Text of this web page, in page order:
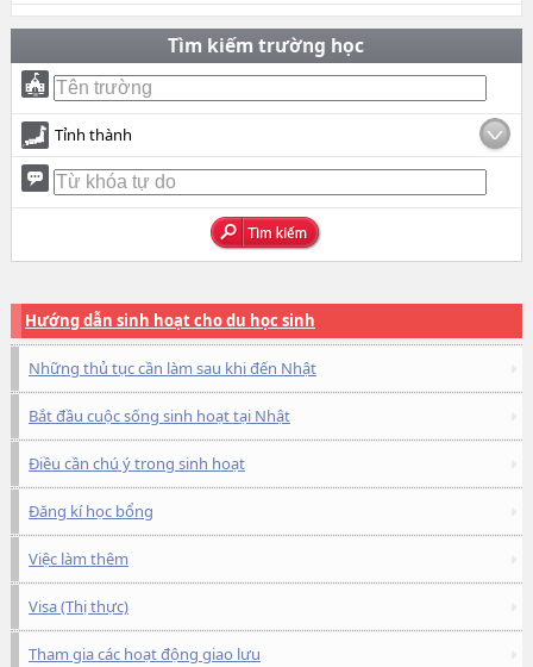
Tìm kiếm trường học
Tỉnh thành
Hướng dẫn sinh hoạt cho du học sinh
Những thủ tục cần làm sau khi đến Nhật
Bắt đầu cuộc sống sinh hoạt tại Nhật
Điều cần chú ý trong sinh hoạt
Đăng kí học bổng
Việc làm thêm
Visa (Thị thực)
Tham gia các hoạt động giao lưu